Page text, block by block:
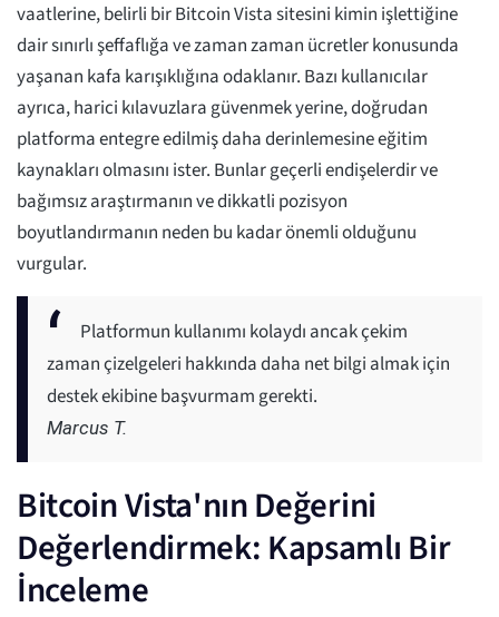
vaatlerine, belirli bir Bitcoin Vista sitesini kimin işlettiğine
dair sınırlı şeffaflığa ve zaman zaman ücretler konusunda
yaşanan kafa karışıklığına odaklanır. Bazı kullanıcılar
ayrıca, harici kılavuzlara güvenmek yerine, doğrudan
platforma entegre edilmiş daha derinlemesine eğitim
kaynakları olmasını ister. Bunlar geçerli endişelerdir ve
bağımsız araştırmanın ve dikkatli pozisyon
boyutlandırmanın neden bu kadar önemli olduğunu
vurgular.
Platformun kullanımı kolaydı ancak çekim
zaman çizelgeleri hakkında daha net bilgi almak için
destek ekibine başvurmam gerekti.
Marcus T.
Bitcoin Vista'nın Değerini
Değerlendirmek: Kapsamlı Bir
İnceleme